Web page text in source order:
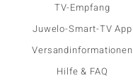
TV-Empfang
Juwelo-Smart-TV App
Versandinformationen
Hilfe & FAQ